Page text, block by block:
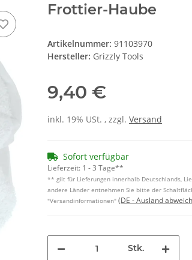
Frottier-Haube
Artikelnummer: 91103970
Hersteller: Grizzly Tools
9,40 €
inkl. 19% USt. , zzgl. Versand
Sofort verfügbar
Lieferzeit: 1 - 3 Tage**
** gilt für Lieferungen innerhalb Deutschlands,
andere Länder entnehmen Sie bitte der
"Versandinformationen" (DE - Ausland
Stk.